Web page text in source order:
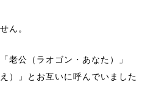
ん。
老公（ラオゴン・あなた）」
）」とお互いに呼んでいました